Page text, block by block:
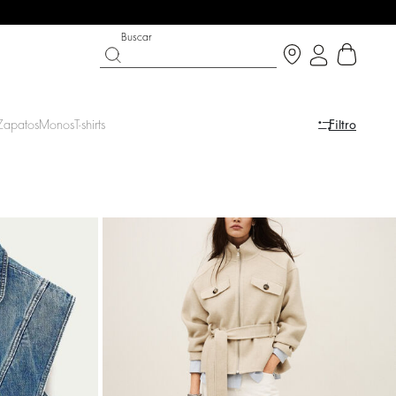
CHANCE COLECCIÓN PARTYWEAR
Descubrir
ZAPATOS
Descubrir
Buscar
Monos T-shirts Filtro